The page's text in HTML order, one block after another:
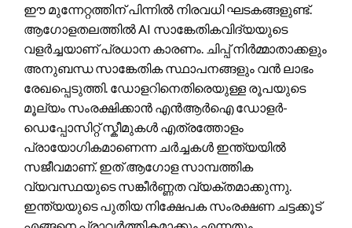
ഈ മുന്നേറ്റത്തിന് പിന്നിൽ നിരവധി ഘടകങ്ങളുണ്ട്.
ആഗോളതലത്തിൽ AI സാങ്കേതികവിദ്യയുടെ
വളർച്ചയാണ് പ്രധാന കാരണം. ചിപ്പ് നിർമ്മാതാക്കളും
അനുബന്ധ സാങ്കേതിക സ്ഥാപനങ്ങളും വൻ ലാഭം
രേഖപ്പെടുത്തി. ഡോളറിനെതിരെയുള്ള രൂപയുടെ
മൂല്യം സംരക്ഷിക്കാൻ എൻആർഐ ഡോളർ-
ഡെപ്പോസിറ്റ് സ്കീമുകൾ എത്രത്തോളം
പ്രായോഗികമാണെന്ന ചർച്ചകൾ ഇന്ത്യയിൽ
സജീവമാണ്. ഇത് ആഗോള സാമ്പത്തിക
വ്യവസ്ഥയുടെ സങ്കീർണ്ണത വ്യക്തമാക്കുന്നു.
ഇന്ത്യയുടെ പുതിയ നിക്ഷേപക സംരക്ഷണ ചട്ടക്കൂട്